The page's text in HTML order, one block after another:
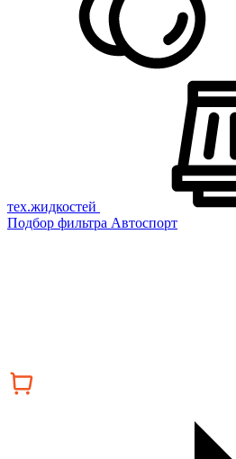
тех.жидкостей
Подбор фильтра Автоспорт